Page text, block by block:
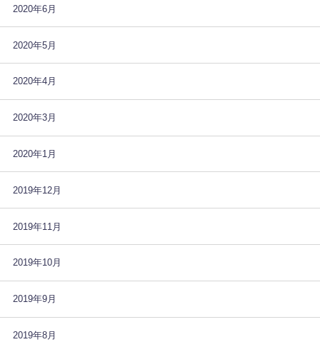
2020年6月
2020年5月
2020年4月
2020年3月
2020年1月
2019年12月
2019年11月
2019年10月
2019年9月
2019年8月